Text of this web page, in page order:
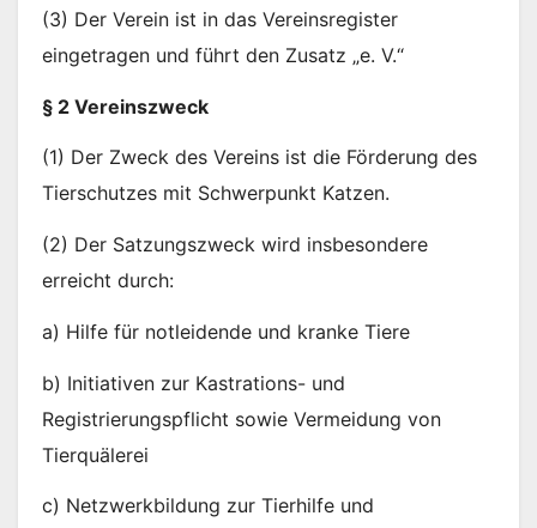
(3) Der Verein ist in das Vereinsregister
eingetragen und führt den Zusatz „e. V.“
§ 2 Vereinszweck
(1) Der Zweck des Vereins ist die Förderung des
Tierschutzes mit Schwerpunkt Katzen.
(2) Der Satzungszweck wird insbesondere
erreicht durch:
a) Hilfe für notleidende und kranke Tiere
b) Initiativen zur Kastrations- und
Registrierungspflicht sowie Vermeidung von
Tierquälerei
c) Netzwerkbildung zur Tierhilfe und